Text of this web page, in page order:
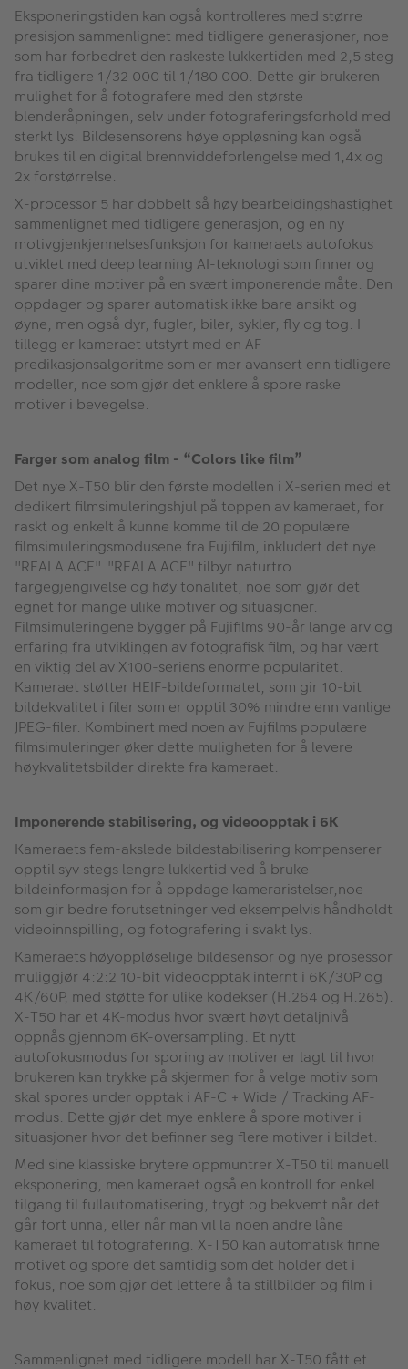
Eksponeringstiden kan også kontrolleres med større
presisjon sammenlignet med tidligere generasjoner, noe
som har forbedret den raskeste lukkertiden med 2,5 steg
fra tidligere 1/32 000 til 1/180 000. Dette gir brukeren
mulighet for å fotografere med den største
blenderåpningen, selv under fotograferingsforhold med
sterkt lys. Bildesensorens høye oppløsning kan også
brukes til en digital brennviddeforlengelse med 1,4x og
2x forstørrelse.
X-processor 5 har dobbelt så høy bearbeidingshastighet
sammenlignet med tidligere generasjon, og en ny
motivgjenkjennelsesfunksjon for kameraets autofokus
utviklet med deep learning AI-teknologi som finner og
sparer dine motiver på en svært imponerende måte. Den
oppdager og sparer automatisk ikke bare ansikt og
øyne, men også dyr, fugler, biler, sykler, fly og tog. I
tillegg er kameraet utstyrt med en AF-
predikasjonsalgoritme som er mer avansert enn tidligere
modeller, noe som gjør det enklere å spore raske
motiver i bevegelse.
Farger som analog film - “Colors like film”
Det nye X-T50 blir den første modellen i X-serien med et
dedikert filmsimuleringshjul på toppen av kameraet, for
raskt og enkelt å kunne komme til de 20 populære
filmsimuleringsmodusene fra Fujifilm, inkludert det nye
"REALA ACE". "REALA ACE" tilbyr naturtro
fargegjengivelse og høy tonalitet, noe som gjør det
egnet for mange ulike motiver og situasjoner.
Filmsimuleringene bygger på Fujifilms 90-år lange arv og
erfaring fra utviklingen av fotografisk film, og har vært
en viktig del av X100-seriens enorme popularitet.
Kameraet støtter HEIF-bildeformatet, som gir 10-bit
bildekvalitet i filer som er opptil 30% mindre enn vanlige
JPEG-filer. Kombinert med noen av Fujfilms populære
filmsimuleringer øker dette muligheten for å levere
høykvalitetsbilder direkte fra kameraet.
Imponerende stabilisering, og videoopptak i 6K
Kameraets fem-akslede bildestabilisering kompenserer
opptil syv stegs lengre lukkertid ved å bruke
bildeinformasjon for å oppdage kameraristelser,noe
som gir bedre forutsetninger ved eksempelvis håndholdt
videoinnspilling, og fotografering i svakt lys.
Kameraets høyoppløselige bildesensor og nye prosessor
muliggjør 4:2:2 10-bit videoopptak internt i 6K/30P og
4K/60P, med støtte for ulike kodekser (H.264 og H.265).
X-T50 har et 4K-modus hvor svært høyt detaljnivå
oppnås gjennom 6K-oversampling. Et nytt
autofokusmodus for sporing av motiver er lagt til hvor
brukeren kan trykke på skjermen for å velge motiv som
skal spores under opptak i AF-C + Wide / Tracking AF-
modus. Dette gjør det mye enklere å spore motiver i
situasjoner hvor det befinner seg flere motiver i bildet.
Med sine klassiske brytere oppmuntrer X-T50 til manuell
eksponering, men kameraet også en kontroll for enkel
tilgang til fullautomatisering, trygt og bekvemt når det
går fort unna, eller når man vil la noen andre låne
kameraet til fotografering. X-T50 kan automatisk finne
motivet og spore det samtidig som det holder det i
fokus, noe som gjør det lettere å ta stillbilder og film i
høy kvalitet.
Sammenlignet med tidligere modell har X-T50 fått et